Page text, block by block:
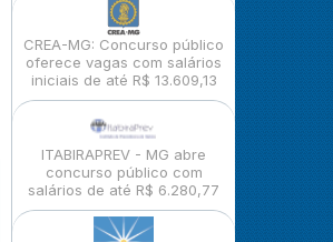
CREA-MG: Concurso público
oferece vagas com salários
iniciais de até R$ 13.609,13
ITABIRAPREV - MG abre
concurso público com
salários de até R$ 6.280,77